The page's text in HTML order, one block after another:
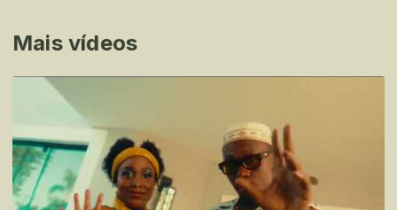
Mais vídeos